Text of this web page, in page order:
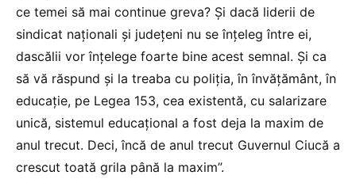
ce temei să mai continue greva? Și dacă liderii de
sindicat naționali și județeni nu se înțeleg între ei,
dascălii vor înțelege foarte bine acest semnal. Și ca
să vă răspund și la treaba cu poliția, în învățământ, în
educație, pe Legea 153, cea existentă, cu salarizare
unică, sistemul educațional a fost deja la maxim de
anul trecut. Deci, încă de anul trecut Guvernul Ciucă a
crescut toată grila până la maxim”.